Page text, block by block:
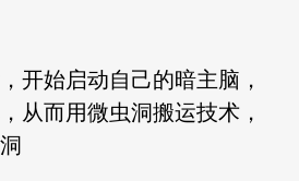
开始启动自己的暗主脑，
从而用微虫洞搬运技术，